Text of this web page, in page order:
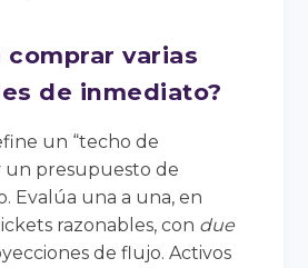
comprar varias
de inmediato?
un “techo de
un presupuesto de
Evalúa una a una, en
razonables, con due
de flujo. Activos